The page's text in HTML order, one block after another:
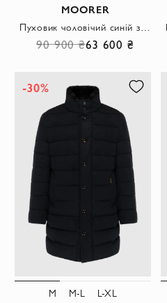
MOORER
Пуховик чоловічий синій з поліаміду та поліуретану
90 900 ₴63 600 ₴
-30%
M M-L L-XL